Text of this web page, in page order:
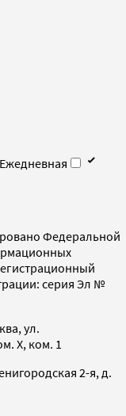
Ежедневная
Федеральной
серия Эл №
ул.
X, ком. 1
2-я, д.